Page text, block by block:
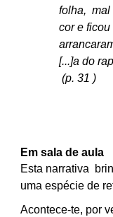
folha, mal
cor e
[...]a do
(p. 31 )
Em sala de aula
Esta narrativa
uma espécie de
Acontece-te, por